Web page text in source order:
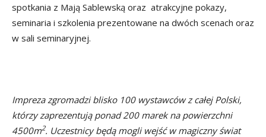
spotkania z Mają Sablewską oraz atrakcyjne pokazy,
seminaria i szkolenia prezentowane na dwóch scenach oraz
w sali seminaryjnej.
Impreza zgromadzi blisko 100 wystawców z całej Polski,
którzy zaprezentują ponad 200 marek na powierzchni
4500m2. Uczestnicy będą mogli wejść w magiczny świat